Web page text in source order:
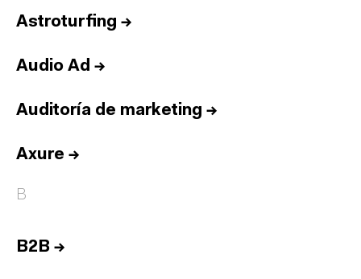
Astroturfing →
Audio Ad →
Auditoría de marketing →
Axure →
B
B2B →